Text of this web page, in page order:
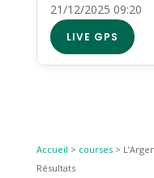
21/12/2025 09:20
LIVE GPS
Accueil > courses>
Résultats